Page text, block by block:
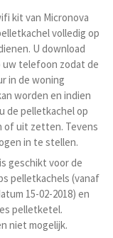
kit van Micronova
volledig op
U download
uw telefoon zodat de
in de woning
worden en indien
de pelletkachel op
of uit zetten. Tevens
in te stellen.
geschikt voor de
pelletkachels (vanaf
15-02-2018) en
pelletketel.
niet mogelijk.